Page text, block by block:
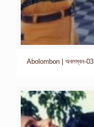
Abolombon | অবলম্বন-03